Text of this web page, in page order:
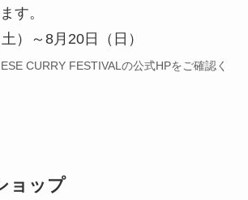
す。
）～8月20日（日）
CURRY FESTIVALの公式HPをご確認く
ョップ